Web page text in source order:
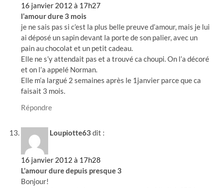
16 janvier 2012 à 17h27
l’amour dure 3 mois
je ne sais pas si c’est la plus belle preuve d’amour, mais je lui
ai déposé un sapin devant la porte de son palier, avec un
pain au chocolat et un petit cadeau.
Elle ne s’y attendait pas et a trouvé ca choupi. On l’a décoré
et on l’a appelé Norman.
Elle m’a largué 2 semaines après le 1janvier parce que ca
faisait 3 mois.
Répondre
Loupiotte63 dit :
16 janvier 2012 à 17h28
L’amour dure depuis presque 3
Bonjour!